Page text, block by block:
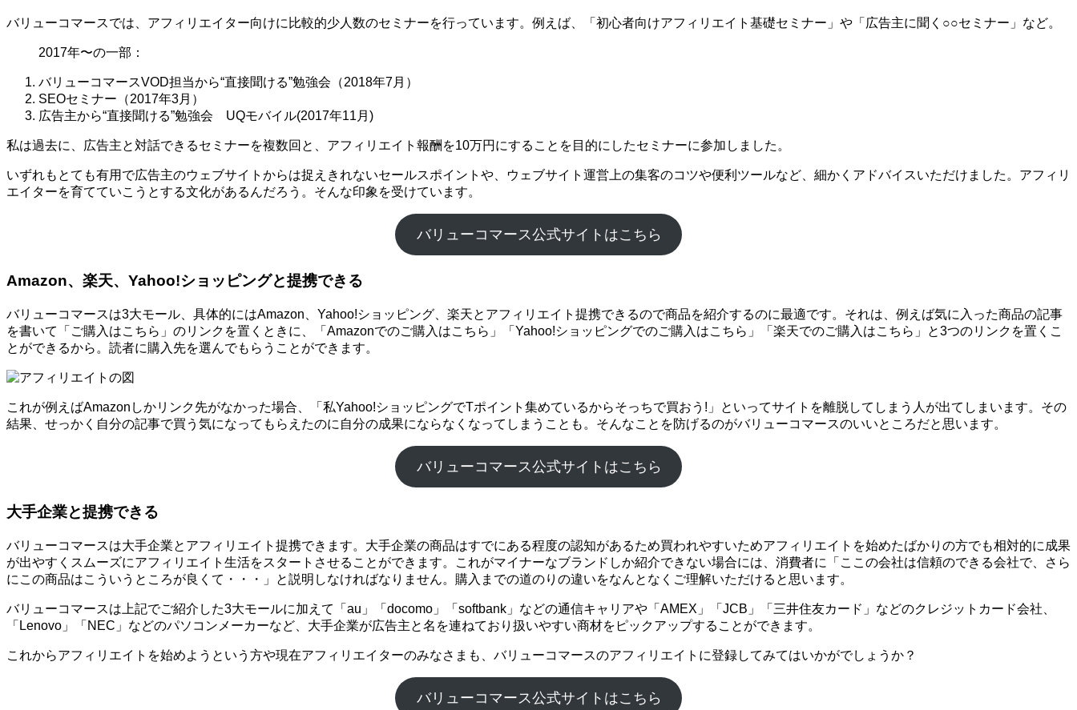
バリューコマースでは、アフィリエイター向けに比較的少人数のセミナーを行っています。例えば、「初心者向けアフィリエイト基礎セミナー」や「広告主に聞く○○セミナー」など。
2017年〜の一部：
バリューコマースVOD担当から“直接聞ける”勉強会（2018年7月）
SEOセミナー（2017年3月）
広告主から“直接聞ける”勉強会 UQモバイル(2017年11月)
私は過去に、広告主と対話できるセミナーを複数回と、アフィリエイト報酬を10万円にすることを目的にしたセミナーに参加しました。
いずれもとても有用で広告主のウェブサイトからは捉えきれないセールスポイントや、ウェブサイト運営上の集客のコツや便利ツールなど、細かくアドバイスいただけました。アフィリ
エイターを育てていこうとする文化があるんだろう。そんな印象を受けています。
バリューコマース公式サイトはこちら
Amazon、楽天、Yahoo!ショッピングと提携できる
バリューコマースは3大モール、具体的にはAmazon、Yahoo!ショッピング、楽天とアフィリエイト提携できるので商品を紹介するのに最適です。それは、例えば気に入った商品の記事
を書いて「ご購入はこちら」のリンクを置くときに、「Amazonでのご購入はこちら」「Yahoo!ショッピングでのご購入はこちら」「楽天でのご購入はこちら」と3つのリンクを置くこ
とができるから。読者に購入先を選んでもらうことができます。
これが例えばAmazonしかリンク先がなかった場合、「私Yahoo!ショッピングでTポイント集めているからそっちで買おう!」といってサイトを離脱してしまう人が出てしまいます。その
結果、せっかく自分の記事で買う気になってもらえたのに自分の成果にならなくなってしまうことも。そんなことを防げるのがバリューコマースのいいところだと思います。
バリューコマース公式サイトはこちら
大手企業と提携できる
バリューコマースは大手企業とアフィリエイト提携できます。大手企業の商品はすでにある程度の認知があるため買われやすいためアフィリエイトを始めたばかりの方でも相対的に成果
が出やすくスムーズにアフィリエイト生活をスタートさせることができます。これがマイナーなブランドしか紹介できない場合には、消費者に「ここの会社は信頼のできる会社で、さら
にこの商品はこういうところが良くて・・・」と説明しなければなりません。購入までの道のりの違いをなんとなくご理解いただけると思います。
バリューコマースは上記でご紹介した3大モールに加えて「au」「docomo」「softbank」などの通信キャリアや「AMEX」「JCB」「三井住友カード」などのクレジットカード会社、
「Lenovo」「NEC」などのパソコンメーカーなど、大手企業が広告主と名を連ねており扱いやすい商材をピックアップすることができます。
これからアフィリエイトを始めようという方や現在アフィリエイターのみなさまも、バリューコマースのアフィリエイトに登録してみてはいかがでしょうか？
バリューコマース公式サイトはこちら